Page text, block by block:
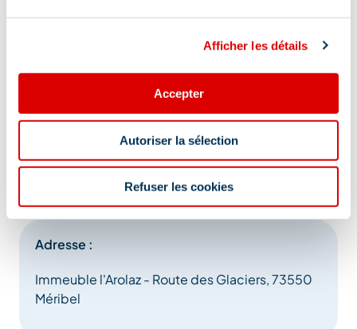
Afficher les détails
Accepter
Autoriser la sélection
Refuser les cookies
Adresse :
Immeuble l'Arolaz - Route des Glaciers, 73550
Méribel